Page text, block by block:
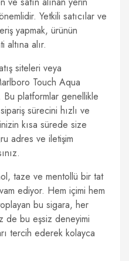
Yetkili satıcılar ve
yapmak, ürünün
altına alır.
siteleri veya
Touch Aqua
platformlar genellikle
sürecini hızlı ve
kısa sürede size
adres ve iletişim
taze ve mentollü bir tat
ediyor. Hem içimi hem
bu sigara, her
de bu eşsiz deneyimi
tercih ederek kolayca